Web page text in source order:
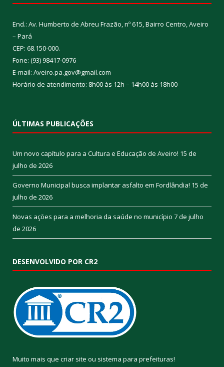
End.: Av. Humberto de Abreu Frazão, nº 615, Bairro Centro, Aveiro
– Pará
CEP: 68.150-000.
Fone: (93) 98417-0976
E-mail: Aveiro.pa.gov@gmail.com
Horário de atendimento: 8h00 às 12h – 14h00 às 18h00
ÚLTIMAS PUBLICAÇÕES
Um novo capítulo para a Cultura e Educação de Aveiro! 15 de
julho de 2026
Governo Municipal busca implantar asfalto em Fordlândia! 15 de
julho de 2026
Novas ações para a melhoria da saúde no município 7 de julho
de 2026
DESENVOLVIDO POR CR2
Muito mais que criar site ou sistema para prefeituras!